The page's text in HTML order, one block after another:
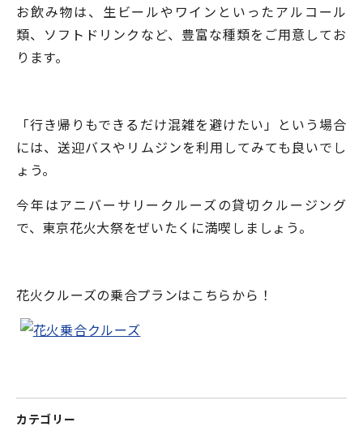
お飲み物は、生ビールやワインといったアルコール
類、ソフトドリンクなど、豊富な種類をご用意してお
ります。
「行き帰りもできるだけ混雑を避けたい」という場合
には、送迎バスやリムジンを利用してみても良いでし
ょう。
今年はアニバーサリークルーズの貸切クルージング
で、東京花火大祭をぜいたくに満喫しましょう。
花火クルーズの乗合プランはこちらから！
カテゴリー